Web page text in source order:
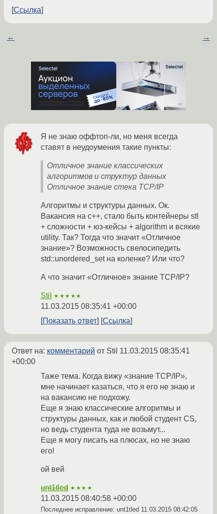
Ссылка
← →
Я не знаю оффтоп-ли, но меня всегда
ставят в неудоумения такие пункты:
Отличное знание классических
алгоритмов и структур данных
Отличное знание стека TCP/IP
Алгоритмы и структуры данных. Ок.
Вакансия на c++, стало быть контейнеры stl
+ сложности + юз-кейсы + algorithm и всякие
utility. Так? Тогда что значит «Отличное
знание»? Возможность свелосипедить
std::unordered_set на коленке? Или что?
А что значит «Отличное» знание TCP/IP?
Stil ★★★★★
11.03.2015 08:35:41 +00:00
Показать ответ
Ссылка
Ответ на: комментарий от Stil 11.03.2015 08:35:41
+00:00
Таже тема. Когда вижу «знание TCP/IP»,
мне начинает казаться, что я его не знаю и
на вакансию не подхожу.
Еще я знаю классические алгоритмы и
структуры данных, как и любой студент CS,
но ведь студента туда не возьмут...
Еще я могу писать на плюсах, но не знаю
его!
ой вей
unt1tled ★★★★
11.03.2015 08:40:58 +00:00
Последнее исправление: unt1tled 11.03.2015 08:42:05